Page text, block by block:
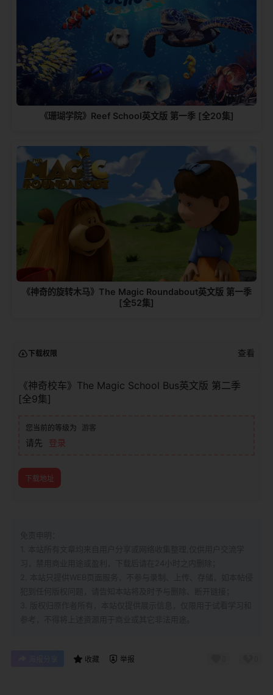
《珊瑚学院》Reef School英文版 第一季 [全20集]
《神奇的旋转木马》The Magic Roundabout英文版 第一季
[全52集]
下载权限 查看
《神奇校车》The Magic School Bus英文版 第二季
[全9集]
您当前的等级为 游客
请先 登录
下载地址
收藏 举报